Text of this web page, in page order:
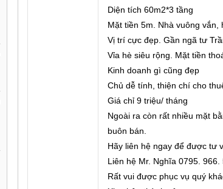
Diện tích 60m2*3 tầng
Mặt tiền 5m. Nhà vuông vắn,
Vị trí cực đẹp. Gần ngã tư
Vỉa hè siêu rộng. Mặt tiền
Kinh doanh gì cũng đẹp
Chủ dễ tính, thiện chí cho
Giá chỉ 9 triệu/ tháng
Ngoài ra còn rất nhiều mặt
buôn bán.
Hãy liên hệ ngay để được tư
Liên hệ Mr. Nghĩa 0795. 966.
Rất vui được phục vụ quý